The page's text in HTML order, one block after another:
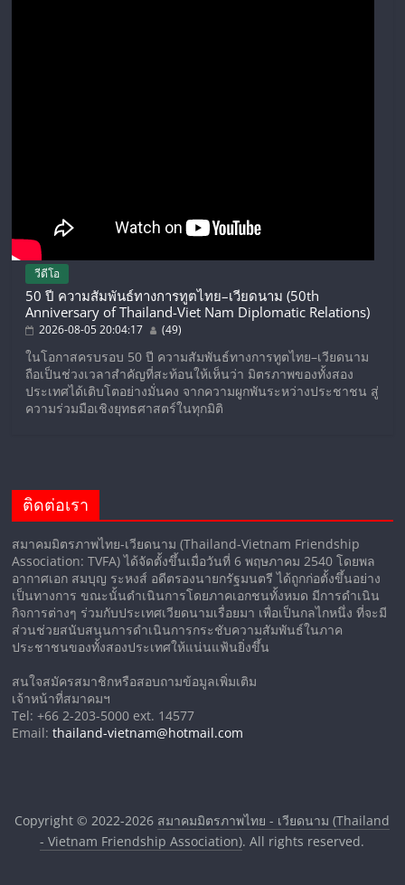
วีดีโอ
50 ปี ความสัมพันธ์ทางการทูตไทย–เวียดนาม (50th
Anniversary of Thailand-Viet Nam Diplomatic Relations)
2026-08-05 20:04:17 (49)
ในโอกาสครบรอบ 50 ปี ความสัมพันธ์ทางการทูตไทย–เวียดนาม
ถือเป็นช่วงเวลาสำคัญที่สะท้อนให้เห็นว่า มิตรภาพของทั้งสอง
ประเทศได้เติบโตอย่างมั่นคง จากความผูกพันระหว่างประชาชน สู่
ความร่วมมือเชิงยุทธศาสตร์ในทุกมิติ
ติดต่อเรา
สมาคมมิตรภาพไทย-เวียดนาม (Thailand-Vietnam Friendship
Association: TVFA) ได้จัดตั้งขึ้นเมื่อวันที่ 6 พฤษภาคม 2540 โดยพล
อากาศเอก สมบุญ ระหงส์ อดีตรองนายกรัฐมนตรี ได้ถูกก่อตั้งขึ้นอย่าง
เป็นทางการ ขณะนั้นดำเนินการโดยภาคเอกชนทั้งหมด มีการดำเนิน
กิจการต่างๆ ร่วมกับประเทศเวียดนามเรื่อยมา เพื่อเป็นกลไกหนึ่ง ที่จะมี
ส่วนช่วยสนับสนุนการดำเนินการกระชับความสัมพันธ์ในภาค
ประชาชนของทั้งสองประเทศให้แน่นแฟ้นยิ่งขึ้น
สนใจสมัครสมาชิกหรือสอบถามข้อมูลเพิ่มเติม
เจ้าหน้าที่สมาคมฯ
Tel: +66 2-203-5000 ext. 14577
Email:thailand-vietnam@hotmail.com
Copyright © 2022-2026 สมาคมมิตรภาพไทย - เวียดนาม (Thailand
- Vietnam Friendship Association). All rights reserved.